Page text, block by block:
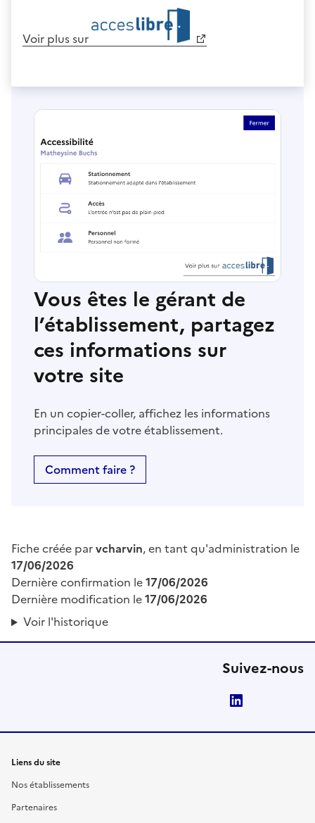
Voir plus sur
Vous êtes le gérant de
l’établissement, partagez
ces informations sur
votre site
En un copier-coller, affichez les informations
principales de votre établissement.
Comment faire ?
Fiche créée parvcharvin, en tant qu'administration le
17/06/2026
Dernière confirmation le17/06/2026
Dernière modification le17/06/2026
Voir l'historique
Suivez-nous
Liens du site
Nos établissements
Partenaires